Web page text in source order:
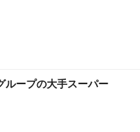
ループの大手スーパー